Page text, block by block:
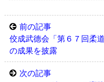
前の記事
佼成武德󠄁会「第６７回柔
の成果を披露
次の記事